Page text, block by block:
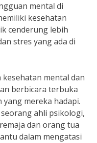
mental di
kesehatan
cenderung lebih
stres yang ada di
mental dan
berbicara terbuka
mereka hadapi.
ahli psikologi,
dan orang tua
dalam mengatasi